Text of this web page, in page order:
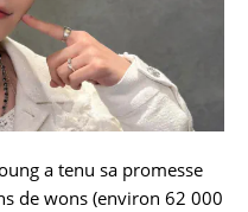
a tenu sa promesse
de wons (environ 62 000